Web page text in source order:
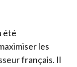
été
les
français. Il